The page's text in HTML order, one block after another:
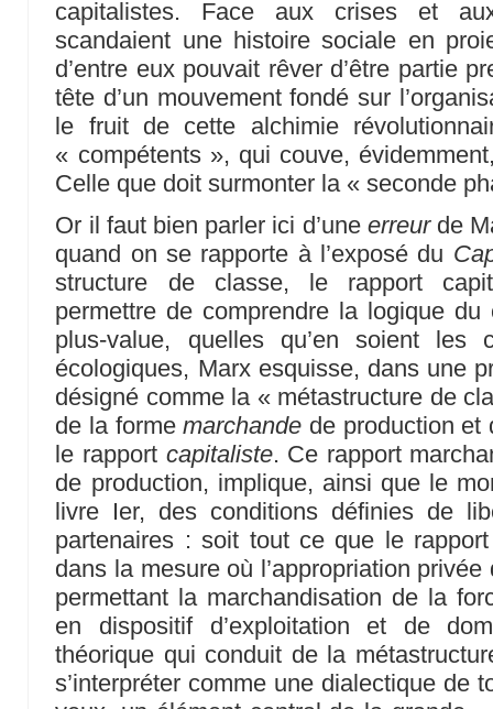
capitalistes. Face aux crises et
scandaient une histoire sociale en
d’entre eux pouvait rêver d’être partie
tête d’un mouvement fondé sur
le fruit de cette alchimie
« compétents », qui couve,
Celle que doit surmonter la « seconde
Or il faut bien parler ici d’une erreurde
quand on se rapporte à l’exposé du
structure de classe, le rapport
permettre de comprendre la logique
plus-value, quelles qu’en soient les
écologiques, Marx esquisse, dans une
désigné comme la « métastructure de
de la formemarchande de production et
le rapport capitaliste. Ce rapport
de production, implique, ainsi que le
livre Ier, des conditions définies de
partenaires : soit tout ce que le
dans la mesure où l’appropriation
permettant la marchandisation de la
en dispositif d’exploitation et de
théorique qui conduit de la
s’interpréter comme une dialectique de